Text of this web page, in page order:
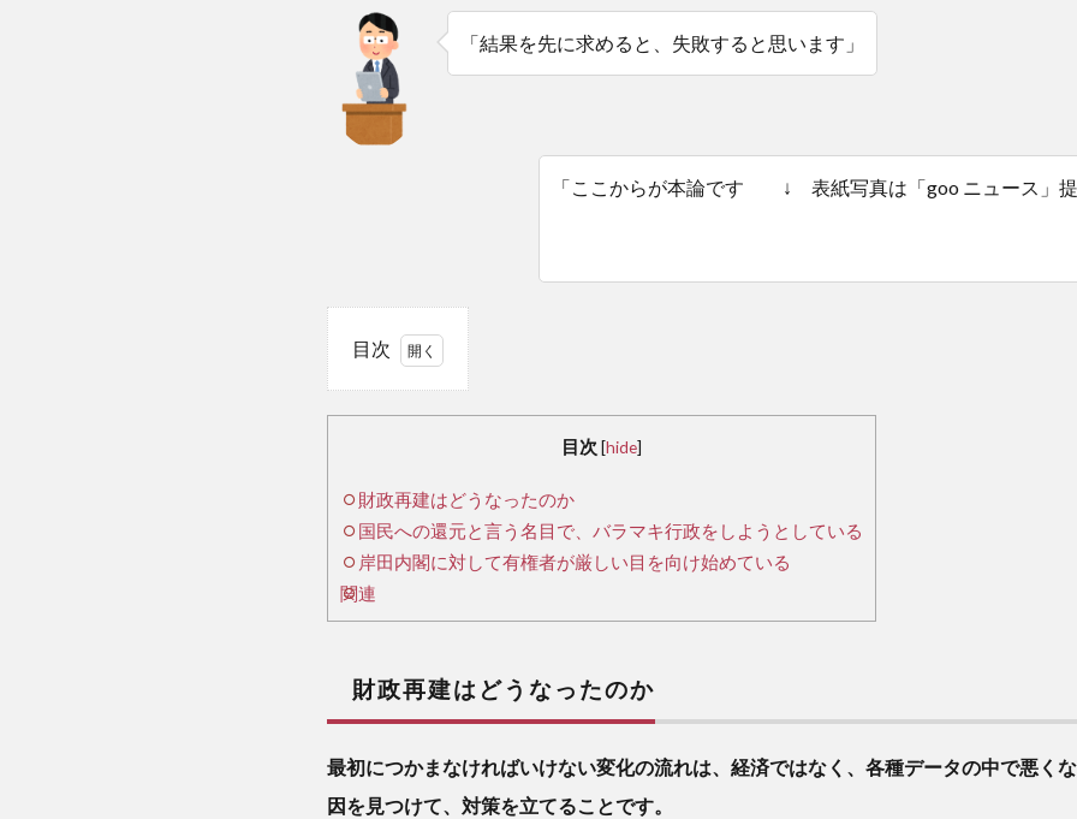
「結果を先に求めると、失敗すると思います」
「ここからが本論です ↓ 表紙写真は「goo ニュース」
目次
再
建
は
ど
う
っ
た
か
2
目次 [hide]
財政再建はどうなったのか
国民への還元と言う名目で、バラマキ行政をしようとしている
岸田内閣に対して有権者が厳しい目を向け始めている
関連
財政再建はどうなったのか
最初につかまなければいけない変化の流れは、経済ではなく、各種データの中で悪く
因を見つけて、対策を立てることです。